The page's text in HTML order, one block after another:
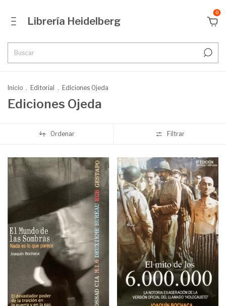
Librería Heidelberg
0
Inicio . Editorial . Ediciones Ojeda
Ediciones Ojeda
Ordenar Filtrar